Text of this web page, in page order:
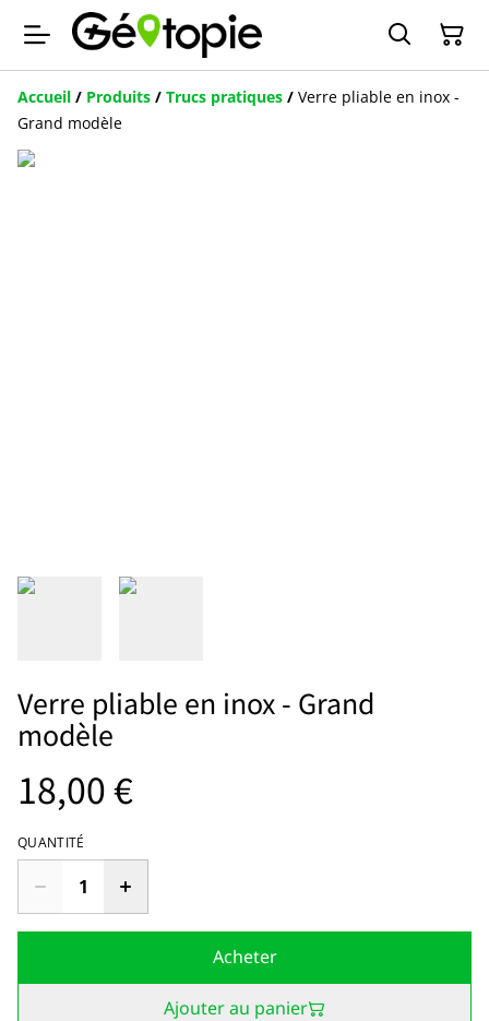
Accueil / Produits / Trucs pratiques / Verre pliable en inox -
Grand modèle
Verre pliable en inox - Grand
modèle
18,00 €
QUANTITÉ
Acheter
Ajouter au panier